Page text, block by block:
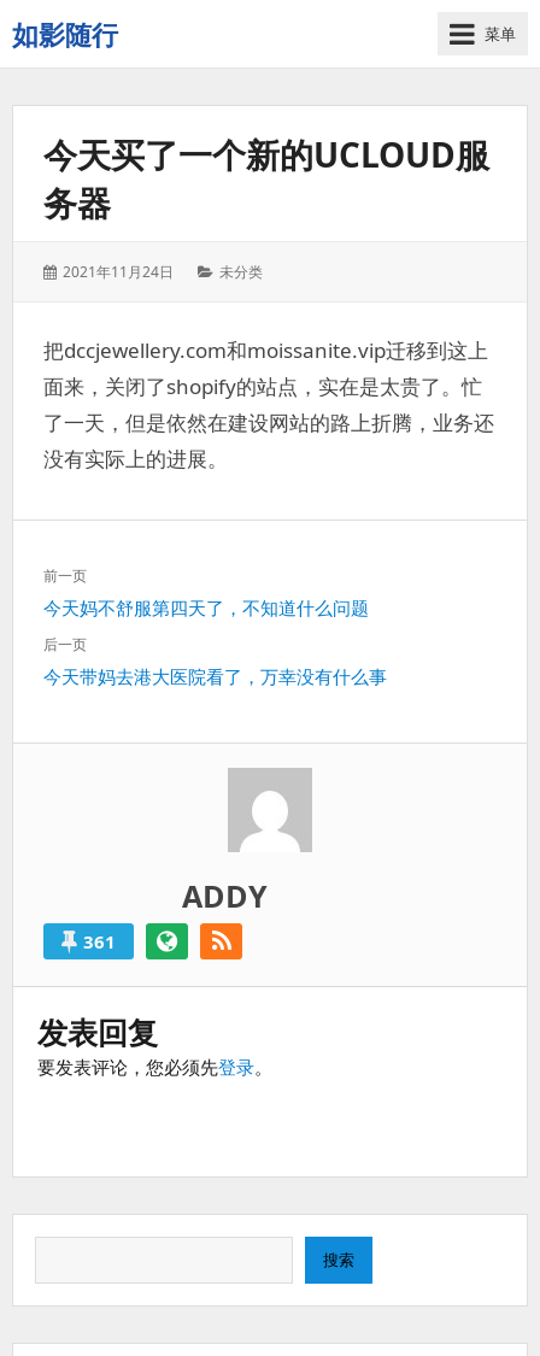
如影随行
如
果
的，
天
的。
菜单
今天买了一个新的UCLOUD服
务器
发
2021年11月24日
分
未分类
把dccjewellery.com和moissanite.vip迁移到这上
面来，关闭了shopify的站点，实在是太贵了。忙
了一天，但是依然在建设网站的路上折腾，业务还
没有实际上的进展。
文
章
导
航
前一页
上
一
今天妈不舒服第四天了，不知道什么问题
后一页
下
今天带妈去港大医院看了，万幸没有什么事
ADDY
361
发表回复
要发表评论，您必须先登录。
搜索